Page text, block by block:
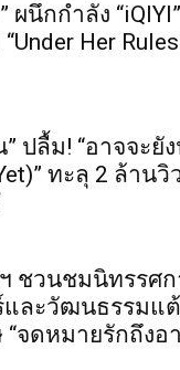
ผนึกกำลัง
Her
ปลื้ม! “อาจจะยั
ทะลุ 2 ล้าน
ชวนชมนิทรรศ
และวัฒนธรรมแ
จดหมายรักถึงอ